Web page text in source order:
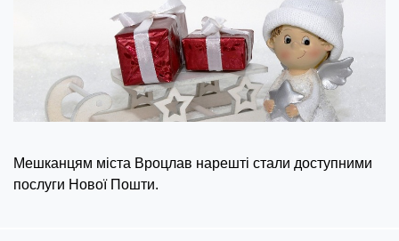
Мешканцям міста Вроцлав нарешті стали доступними
послуги Нової Пошти.